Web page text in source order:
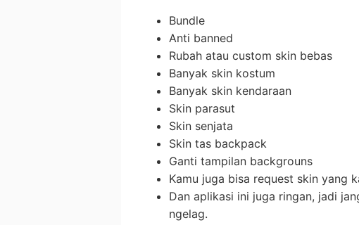
Bundle
Anti banned
Rubah atau custom skin bebas
Banyak skin kostum
Banyak skin kendaraan
Skin parasut
Skin senjata
Skin tas backpack
Ganti tampilan backgrouns
Kamu juga bisa request skin yang
Dan aplikasi ini juga ringan, jadi
ngelag.